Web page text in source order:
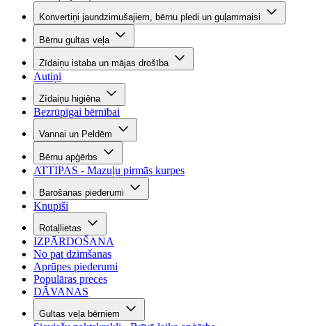
Konvertiņi jaundzimušajiem, bērnu pledi un guļammaisi
Bērnu gultas veļa
Zīdaiņu istaba un mājas drošība
Autiņi
Zīdaiņu higiēna
Bezrūpīgai bērnībai
Vannai un Peldēm
Bērnu apģērbs
ATTIPAS - Mazuļu pirmās kurpes
Barošanas piederumi
Knupīši
Rotaļlietas
IZPĀRDOŠANA
No pat dzimšanas
Aprūpes piederumi
Populāras preces
DĀVANAS
Gultas veļa bērniem